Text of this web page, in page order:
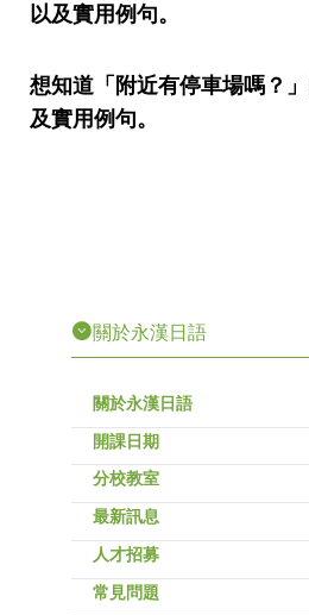
以及實用例句。
想知道「附近有停車場嗎？
及實用例句。
關於永漢日語
關於永漢日語
開課日期
分校教室
最新訊息
人才招募
常見問題